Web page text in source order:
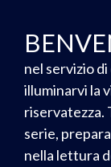
b
o
o
k
er
nel servizio
illuminarvi la
riservatezza.
serie,
nella lettura